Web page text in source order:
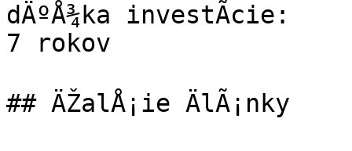
dÄºÅ¾ka investÃ­cie:
7 rokov
## ÄŽalÅ¡ie ÄlÃ¡nky